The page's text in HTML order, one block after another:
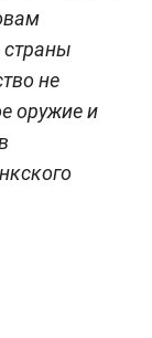
страны
не
оружие и